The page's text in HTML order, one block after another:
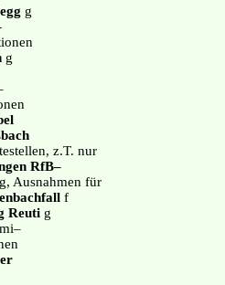
g
g
z.T. nur
RfB–
Ausnahmen für
f
Reuti g